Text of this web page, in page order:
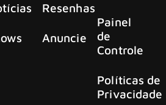
Resenhas
Anuncie
Painel
de
Controle
Políticas de
Privacidade